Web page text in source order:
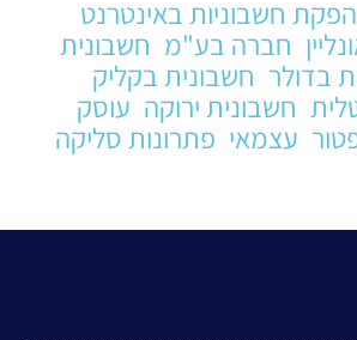
הפקת חשבוניות באינטרנט
חברה בע"מ חשבונית
בדולר חשבונית בקליק
חשבונית ירוקה עוסק
עצמאי פתרונות סליקה